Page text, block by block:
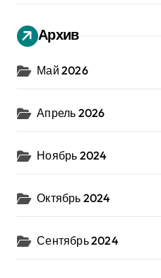
Архив
Май 2026
Апрель 2026
Ноябрь 2024
Октябрь 2024
Сентябрь 2024